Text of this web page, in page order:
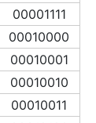
00001111
00010000
00010001
00010010
00010011